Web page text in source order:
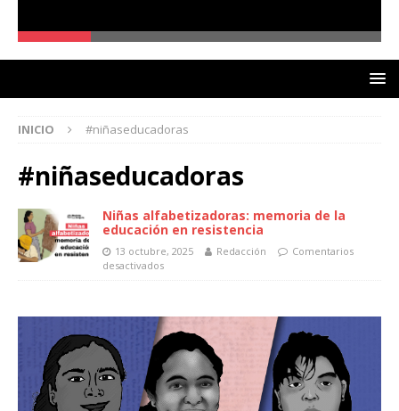
INICIO #niñaseducadoras
#niñaseducadoras
Niñas alfabetizadoras: memoria de la
educación en resistencia
13 octubre, 2025 Redacción
Comentarios
desactivados